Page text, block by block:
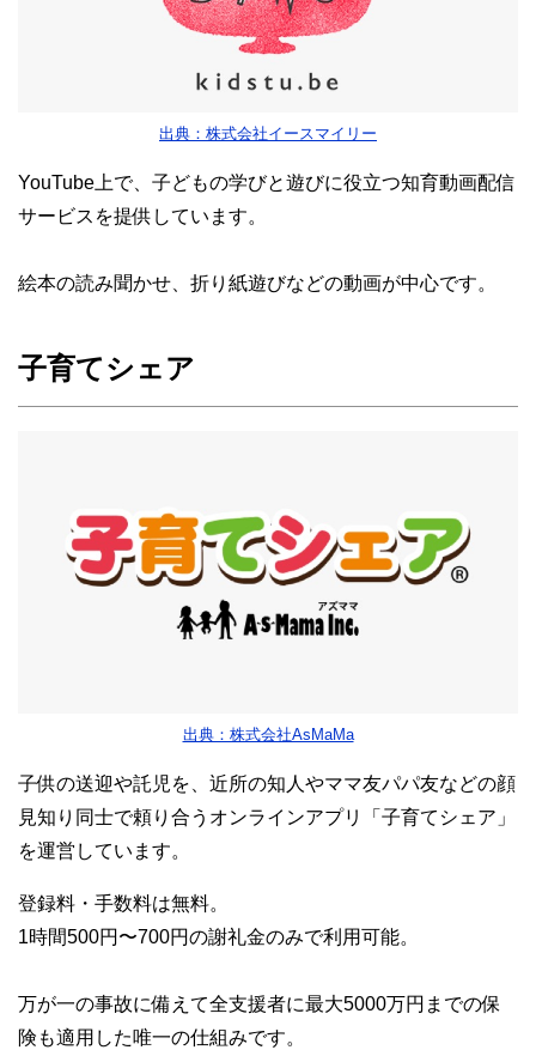
出典：株式会社イースマイリー
YouTube上で、子どもの学びと遊びに役立つ知育動画配信
サービスを提供しています。
絵本の読み聞かせ、折り紙遊びなどの動画が中心です。
子育てシェア
出典：株式会社AsMaMa
子供の送迎や託児を、近所の知人やママ友パパ友などの顔
見知り同士で頼り合うオンラインアプリ「子育てシェア」
を運営しています。
登録料・手数料は無料。
1時間500円〜700円の謝礼金のみで利用可能。
万が一の事故に備えて全支援者に最大5000万円までの保
険も適用した唯一の仕組みです。